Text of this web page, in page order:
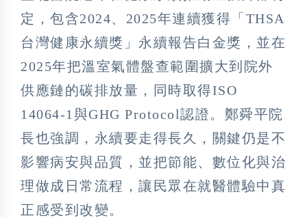
定，包含2024、2025年連續獲得「THSA
台灣健康永續獎」永續報告白金獎，並在
2025年把溫室氣體盤查範圍擴大到院外
供應鏈的碳排放量，同時取得ISO
14064-1與GHG Protocol認證。鄭舜平院
長也強調，永續要走得長久，關鍵仍是不
影響病安與品質，並把節能、數位化與治
理做成日常流程，讓民眾在就醫體驗中真
正感受到改變。